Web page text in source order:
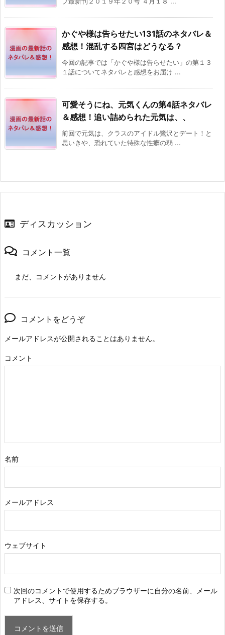
かぐや様は告らせたい131話のネタバレ＆
感想！混乱する四宮はどうなる？
今回の記事では「かぐや様は告らせたい」の第１３
１話についてネタバレと感想をお届け ...
可愛そうにね、元気くんの第4話ネタバレ
＆感想！追い詰められた元気は、、
前回で元気は、クラスのアイドル鷺沢とデート！と
思いきや、恐れていた特殊な性癖の弱 ...
ディスカッション
コメント一覧
まだ、コメントがありません
コメントをどうぞ
メールアドレスが公開されることはありません。
コメント
名前
メールアドレス
ウェブサイト
次回のコメントで使用するためブラウザーに自分の名前、メール
アドレス、サイトを保存する。